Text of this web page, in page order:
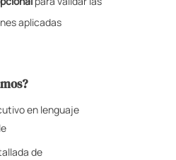
aplicadas
en lenguaje
de